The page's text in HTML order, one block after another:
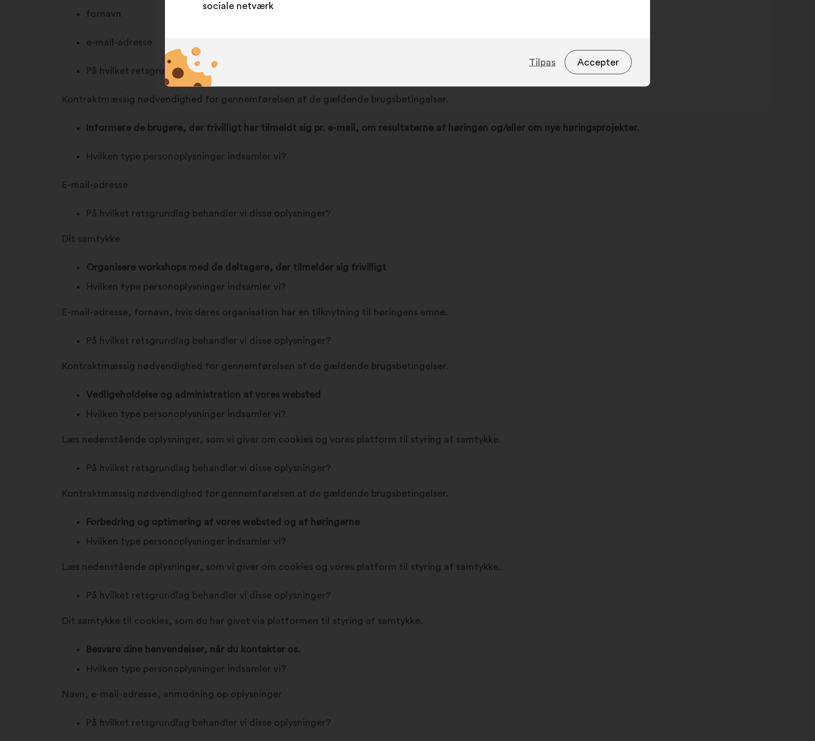
fornavn
e-mail-adresse
På hvilket retsgrundlag behandler vi disse oplysninger?
Kontraktmæssig nødvendighed for gennemførelsen af de gældende brugsbetingelser.
Informere de brugere, der frivilligt har tilmeldt sig pr. e-mail, om resultaterne af høringen og/eller om nye høringsprojekter.
Hvilken type personoplysninger indsamler vi?
E-mail-adresse
På hvilket retsgrundlag behandler vi disse oplysninger?
Dit samtykke
Organisere workshops med de deltagere, der tilmelder sig frivilligt
Hvilken type personoplysninger indsamler vi?
E-mail-adresse, fornavn, hvis deres organisation har en tilknytning til høringens emne.
På hvilket retsgrundlag behandler vi disse oplysninger?
Kontraktmæssig nødvendighed for gennemførelsen af de gældende brugsbetingelser.
Vedligeholdelse og administration af vores websted
Hvilken type personoplysninger indsamler vi?
Læs nedenstående oplysninger, som vi giver om cookies og vores platform til styring af samtykke.
På hvilket retsgrundlag behandler vi disse oplysninger?
Kontraktmæssig nødvendighed for gennemførelsen af de gældende brugsbetingelser.
Forbedring og optimering af vores websted og af høringerne
Hvilken type personoplysninger indsamler vi?
Læs nedenstående oplysninger, som vi giver om cookies og vores platform til styring af samtykke.
På hvilket retsgrundlag behandler vi disse oplysninger?
Dit samtykke til cookies, som du har givet via platformen til styring af samtykke.
Besvare dine henvendelser, når du kontakter os.
Hvilken type personoplysninger indsamler vi?
Navn, e-mail-adresse, anmodning op oplysninger
På hvilket retsgrundlag behandler vi disse oplysninger?
sociale netværk
Accepter
Tilpas